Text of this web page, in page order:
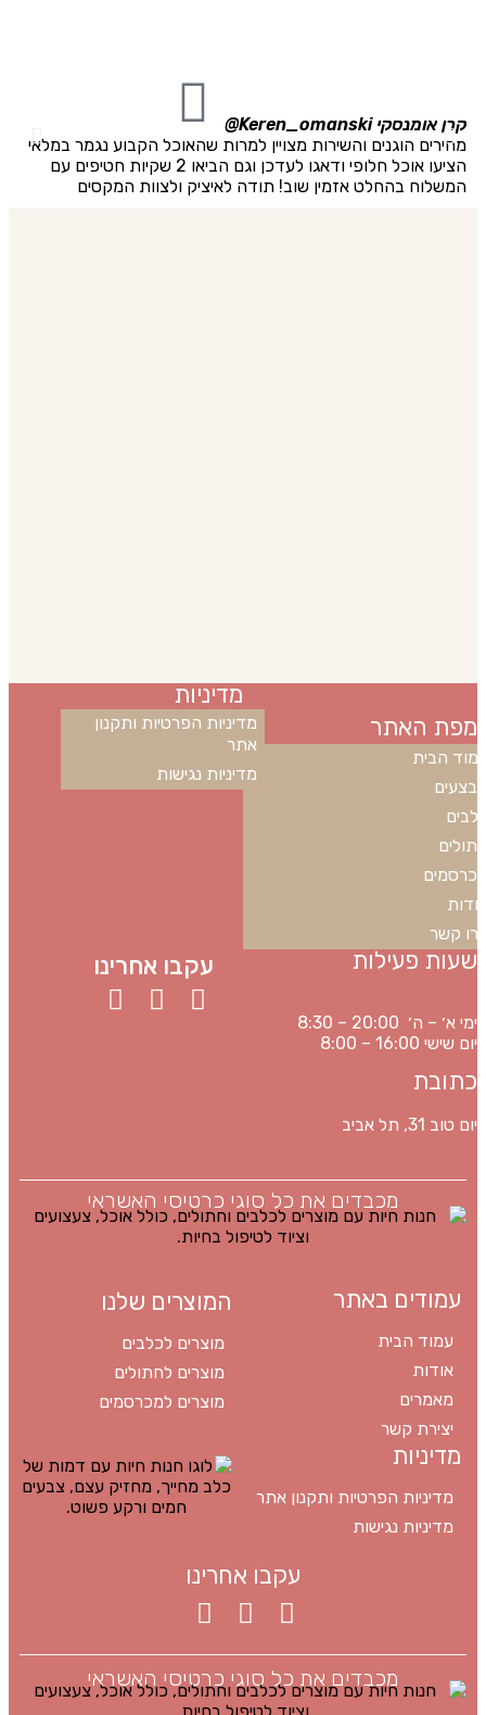
קרן אומנסקיKeren_omanski@
מחירים הוגנים והשירות מצויין למרות שהאוכל הקבוע נגמר במלאי
הציעו אוכל חלופי ודאגו לעדכן וגם הביאו 2 שקיות חטיפים עם
המשלוח בהחלט אזמין שוב! תודה לאיציק ולצוות המקסים
מפת האתר
הבית
קשר
מדיניות
מדיניות הפרטיות ותקנון
אתר
מדיניות נגישות
שעות פעילות
ימי א׳ – ה׳ 20:00 – 8:30
יום שישי 16:00 – 8:00
כתובת
יום טוב 31, תל אביב
עקבו אחרינו
מכבדים את כל סוגי כרטיסי האשראי
עמודים באתר
עמוד הבית
אודות
מאמרים
יצירת קשר
המוצרים שלנו
מוצרים לכלבים
מוצרים לחתולים
מוצרים למכרסמים
מדיניות
מדיניות הפרטיות ותקנון אתר
מדיניות נגישות
עקבו אחרינו
מכבדים את כל סוגי כרטיסי האשראי